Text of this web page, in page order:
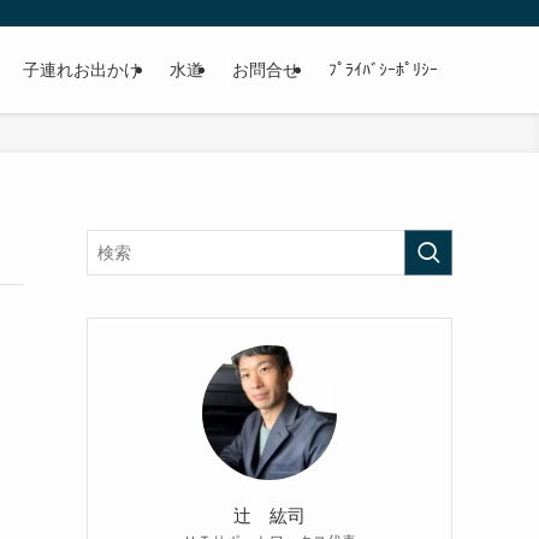
子連れお出かけ 水道 お問合せ ﾌﾟﾗｲﾊﾞｼｰﾎﾟﾘｼｰ
辻 紘司